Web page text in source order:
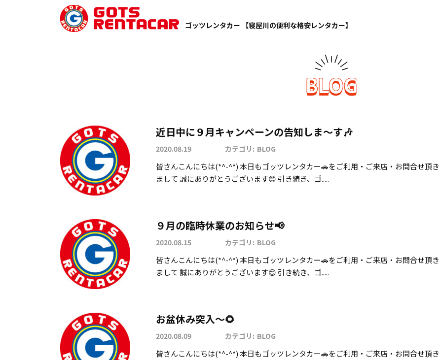
ゴッツレンタカー 【寝屋川の便利な格安レンタカー】
TOP 自宅配車
近日中に９月キャンペーンの告知しま～す🎶
2020.08.19 カテゴリ: BLOG
皆さんこんにちは(*^-^*) 本日もゴッツレンタカー🚗をご利用・ご来店・お問合せ頂き
まして 誠にありがとうございます😊 引き続き、ゴ.....
９月の臨時休業のお知らせ📢
2020.08.15 カテゴリ: BLOG
皆さんこんにちは(*^-^*) 本日もゴッツレンタカー🚗をご利用・ご来店・お問合せ頂き
まして 誠にありがとうございます😊 引き続き、ゴ.....
お盆休み突入～🌻
2020.08.09 カテゴリ: BLOG
皆さんこんにちは(*^-^*) 本日もゴッツレンタカー🚗をご利用・ご来店・お問合せ頂き